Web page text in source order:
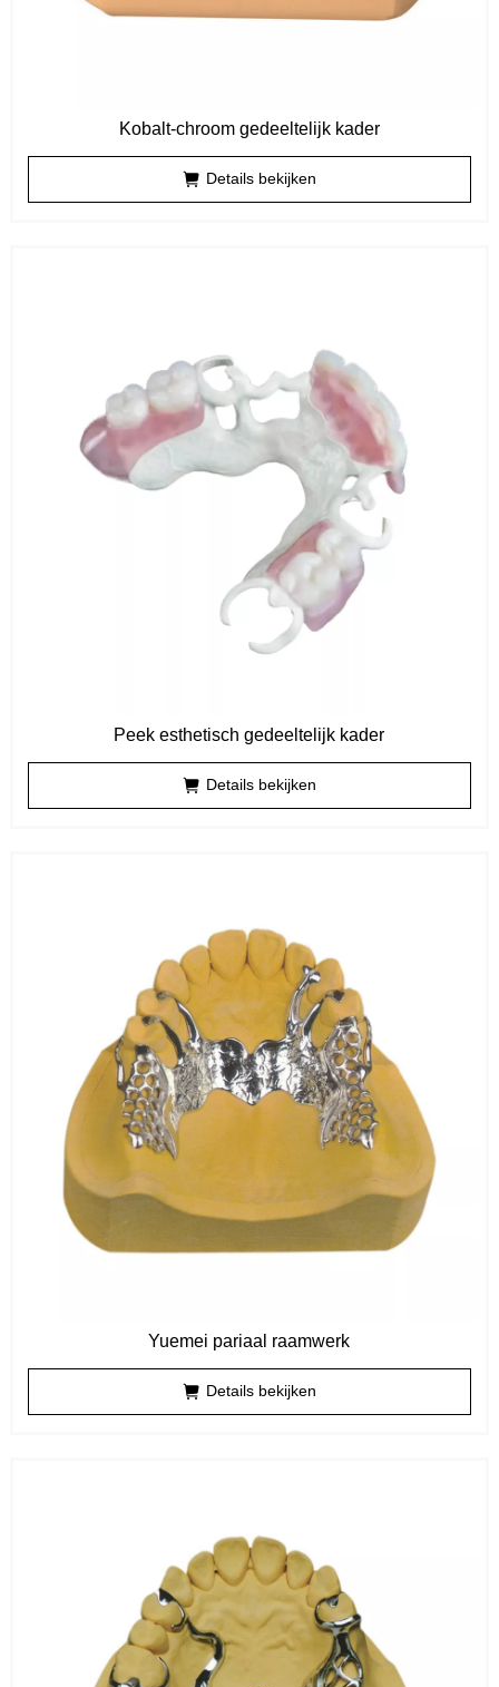
Kobalt-chroom gedeeltelijk kader
Details bekijken
Peek esthetisch gedeeltelijk kader
Details bekijken
Yuemei pariaal raamwerk
Details bekijken